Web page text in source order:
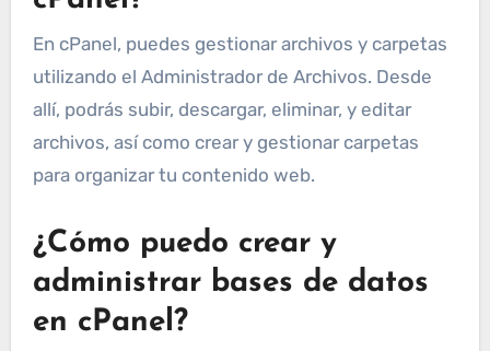
En cPanel, puedes gestionar archivos y carpetas
utilizando el Administrador de Archivos. Desde
allí, podrás subir, descargar, eliminar, y editar
archivos, así como crear y gestionar carpetas
para organizar tu contenido web.
¿Cómo puedo crear y
administrar bases de datos
en cPanel?